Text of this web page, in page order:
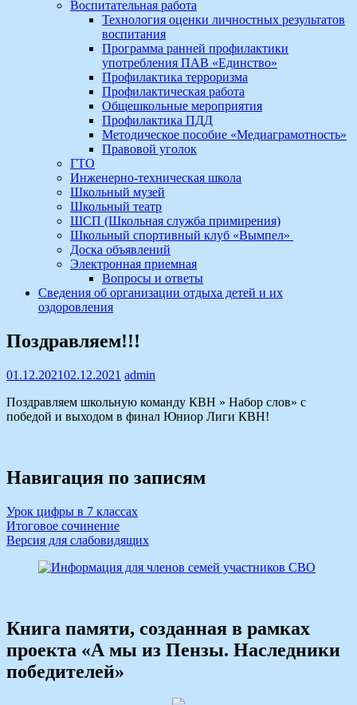
Воспитательная работа
Технология оценки личностных результатов
воспитания
Программа ранней профилактики
употребления ПАВ «Единство»
Профилактика терроризма
Профилактическая работа
Общешкольные мероприятия
Профилактика ПДД
Методическое пособие «Медиаграмотность»
Правовой уголок
ГТО
Инженерно-техническая школа
Школьный музей
Школьный театр
ШСП (Школьная служба примирения)
Школьный спортивный клуб «Вымпел»
Доска объявлений
Электронная приемная
Вопросы и ответы
Сведения об организации отдыха детей и их
оздоровления
Поздравляем!!!
01.12.202102.12.2021 admin
Поздравляем школьную команду КВН » Набор слов» с
победой и выходом в финал Юниор Лиги КВН!
Навигация по записям
Урок цифры в 7 классах
Итоговое сочинение
Версия для слабовидящих
Книга памяти, созданная в рамках
проекта «А мы из Пензы. Наследники
победителей»